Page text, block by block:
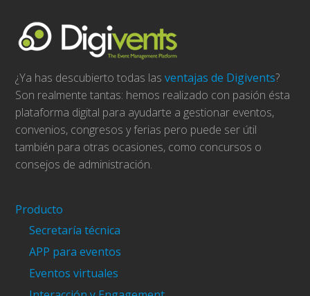
¿Ya has descubierto todas lasventajas de Digivents?
Son realmente tantas: hemos realizado con pasión ésta
plataforma digital para ayudarte a gestionar eventos,
convenios, congresos y ferias pero puede ser útil
también para otras ocasiones, como concursos o
consejos de administración.
Producto
Secretaría técnica
APP para eventos
Eventos virtuales